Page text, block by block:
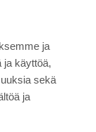
ja
käyttöä,
sekä
ja